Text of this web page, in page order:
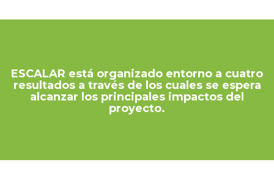
ESCALAR está organizado entorno a cuatro
resultados a través de los cuales se espera
alcanzar los principales impactos del
proyecto.